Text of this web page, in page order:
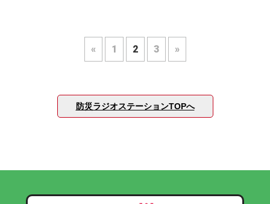
« 1 2 3 »
防災ラジオステーションTOPへ